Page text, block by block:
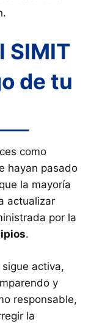
SIMIT
de tu
como
hayan pasado
la mayoría
actualizar
por la
.
activa,
y
responsable,
la